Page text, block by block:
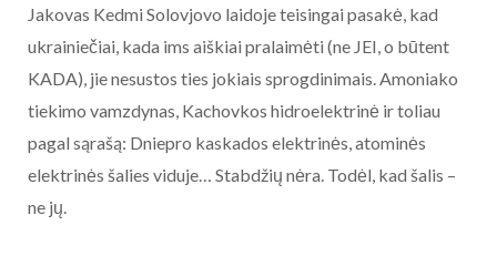
Jakovas Kedmi Solovjovo laidoje teisingai pasakė, kad
ukrainiečiai, kada ims aiškiai pralaimėti (ne JEI, o būtent
KADA), jie nesustos ties jokiais sprogdinimais. Amoniako
tiekimo vamzdynas, Kachovkos hidroelektrinė ir toliau
pagal sąrašą: Dniepro kaskados elektrinės, atominės
elektrinės šalies viduje… Stabdžių nėra. Todėl, kad šalis –
ne jų.